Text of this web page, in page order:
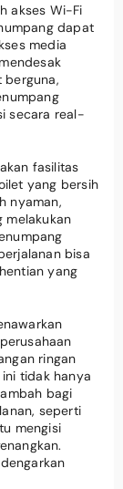
akses Wi-Fi
dapat
media
berguna,
secara real-
fasilitas
yang bersih
nyaman,
melakukan
bisa
yang
ringan
tidak hanya
bagi
seperti
mengisi